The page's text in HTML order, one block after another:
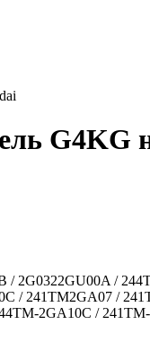
G4KG
/ 2G0322GU00A /
/ 241TM2GA07 /
2GA10С /